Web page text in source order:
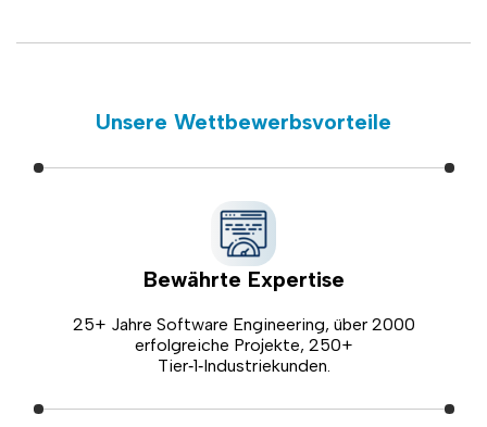
Unsere Wettbewerbsvorteile
Bewährte Expertise
25+ Jahre Software Engineering, über 2000
erfolgreiche Projekte, 250+
Tier‑1‑Industriekunden.